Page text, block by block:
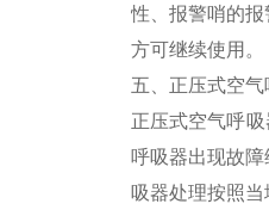
性、报警哨的
方可继续使用。
五、正压式空
正压式空气呼
呼吸器出现故
吸器处理按照